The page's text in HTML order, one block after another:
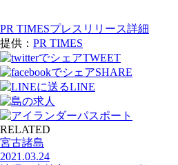
PR TIMESプレスリリース詳細
提供： PR TIMES
TWEET
SHARE
LINE
RELATED
宮古諸島
2021.03.24